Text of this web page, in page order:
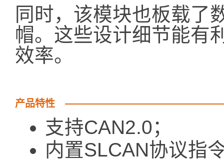
同时，该模块也板载了
帽。这些设计细节能有
效率。
产品特性
支持CAN2.0；
内置SLCAN协议指